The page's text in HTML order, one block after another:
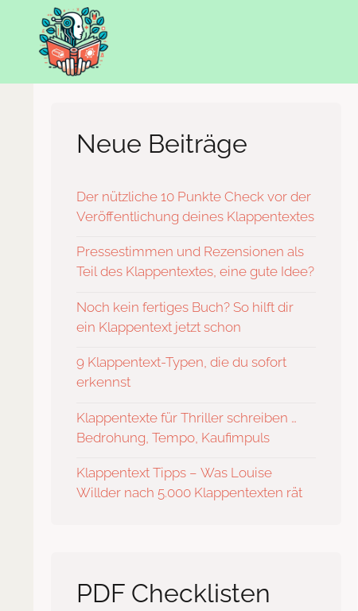
Inhalt
springen
Neue Beiträge
Der nützliche 10 Punkte Check vor der
Veröffentlichung deines Klappentextes
Pressestimmen und Rezensionen als
Teil des Klappentextes, eine gute Idee?
Noch kein fertiges Buch? So hilft dir
ein Klappentext jetzt schon
9 Klappentext-Typen, die du sofort
erkennst
Klappentexte für Thriller schreiben …
Bedrohung, Tempo, Kaufimpuls
Klappentext Tipps – Was Louise
Willder nach 5.000 Klappentexten rät
PDF Checklisten